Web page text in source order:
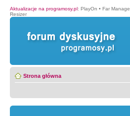
Aktualizacje na programosy.pl: PlayOn • Far
Resizer
Strona główna